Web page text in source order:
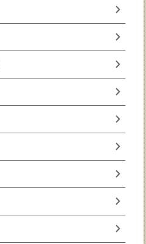
chevron_right
chevron_right
chevron_right
chevron_right
chevron_right
chevron_right
chevron_right
chevron_right
chevron_right